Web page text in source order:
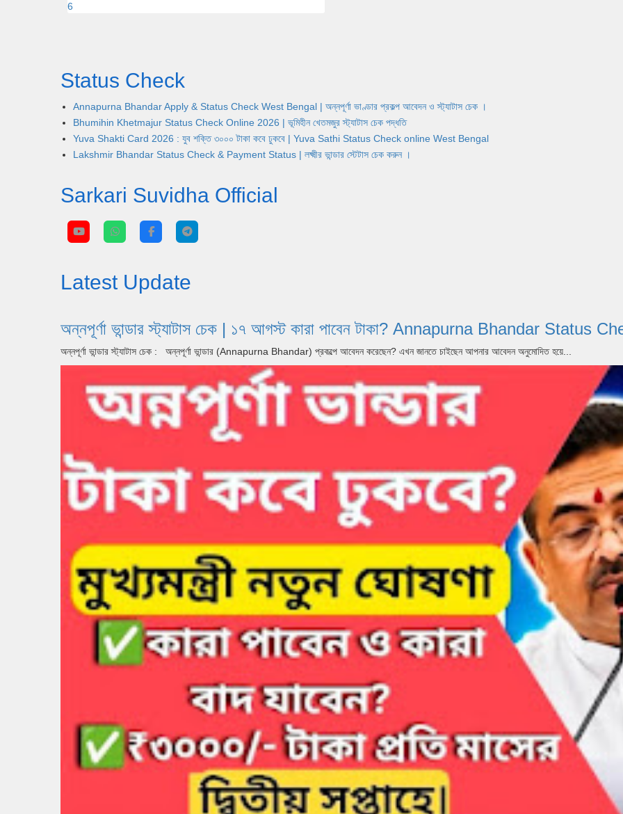
6
Status Check
Annapurna Bhandar Apply & Status Check West Bengal | অন্নপূর্ণা ভাণ্ডার প্রকল্প আবেদন ও স্ট্যাটাস চেক ।
Bhumihin Khetmajur Status Check Online 2026 | ভূমিহীন খেতমজুর স্ট্যাটাস চেক পদ্ধতি
Yuva Shakti Card 2026 : যুব শক্তি ৩০০০ টাকা কবে ঢুকবে | Yuva Sathi Status Check online West Bengal
Lakshmir Bhandar Status Check & Payment Status | লক্ষ্মীর ভান্ডার স্টেটাস চেক করুন ।
Sarkari Suvidha Official
Latest Update
অন্নপূর্ণা ভান্ডার স্ট্যাটাস চেক | ১৭ আগস্ট কারা পাবেন টাকা? Annapurna Bhandar
অন্নপূর্ণা ভান্ডার স্ট্যাটাস চেক : অন্নপূর্ণা ভান্ডার (Annapurna Bhandar) প্রকল্পে আবেদন করেছেন? এখন জানতে চাইছেন আপনার আবেদন অনুমোদিত হয়ে...